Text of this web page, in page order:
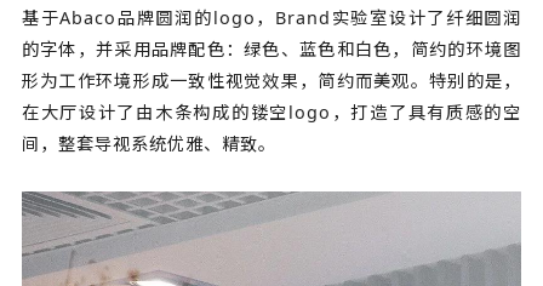
基于Abaco品牌圆润的logo，Brand实验室设计了纤细圆润
的字体，并采用品牌配色：绿色、蓝色和白色，简约的环境图
形为工作环境形成一致性视觉效果，简约而美观。特别的是，
在大厅设计了由木条构成的镂空logo，打造了具有质感的空
间，整套导视系统优雅、精致。